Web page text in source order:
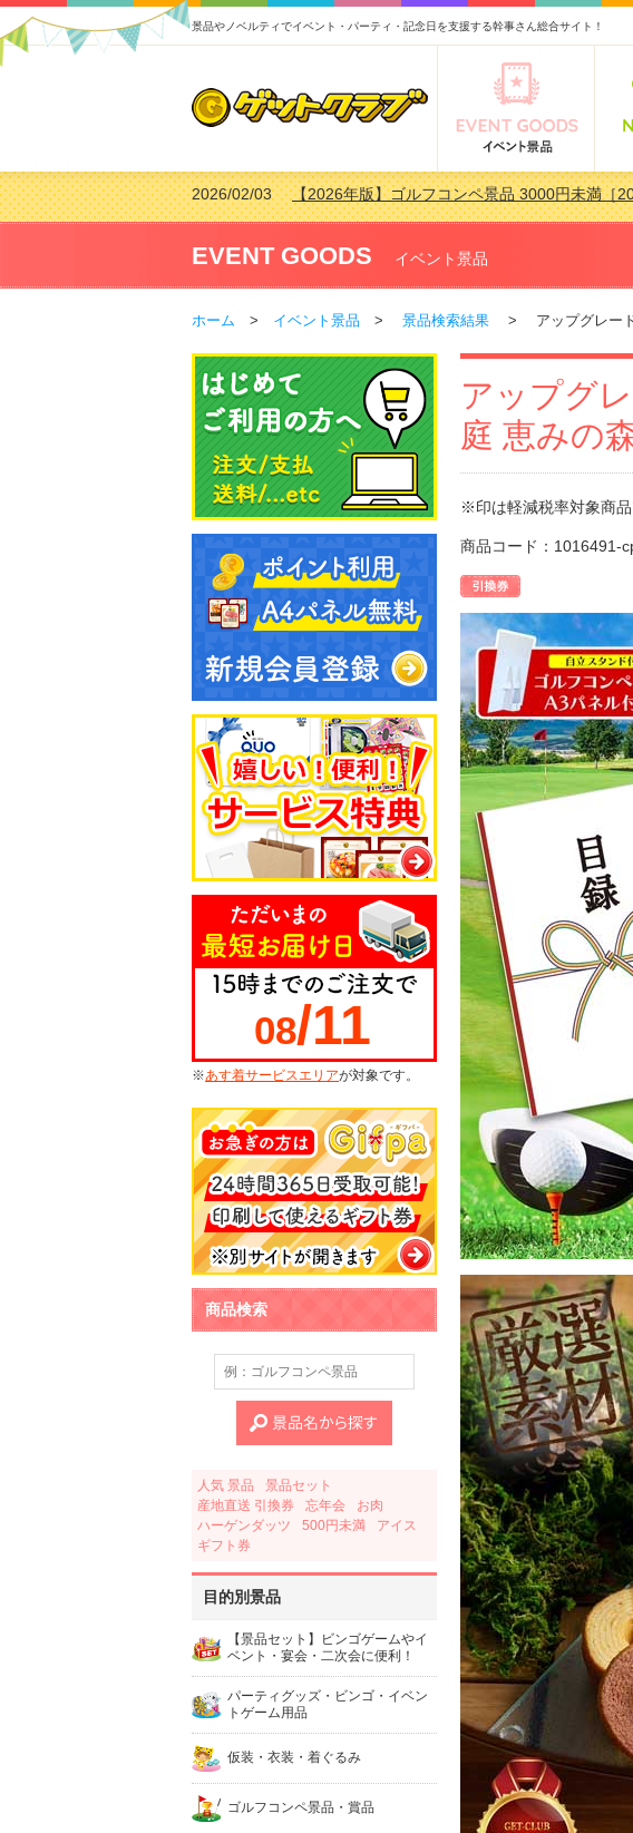
景品やノベルティでイベント・パーティ・記念日を支援する幹事さん総合サイト！
2026/07/15【2026年版】ビンゴゲーム景品おすすめ金額別
2026/04/03【2026年版】ゴルフコンペ景品 3000円未満［
2026/02/16【2026年版】結婚式の二次会で貰って嬉しい景
2026/02/03【2026年版】ゴルフコンペ景品 3000円未満［
EVENT GOODS イベント景品
ホーム > イベント景品 > 景品検索結果 > アップグレード
08/11
※あす着サービスエリアが対象です。
商品検索
人気 景品
景品セット
産地直送 引換券
忘年会
お肉
ハーゲンダッツ
500円未満
アイス
ギフト券
目的別景品
【景品セット】ビンゴゲームやイ
ベント・宴会・二次会に便利！
パーティグッズ・ビンゴ・イベン
トゲーム用品
仮装・衣装・着ぐるみ
ゴルフコンペ景品・賞品
アップグ
庭 恵みの
※印は軽減税率対象商品
商品コード：1016491-